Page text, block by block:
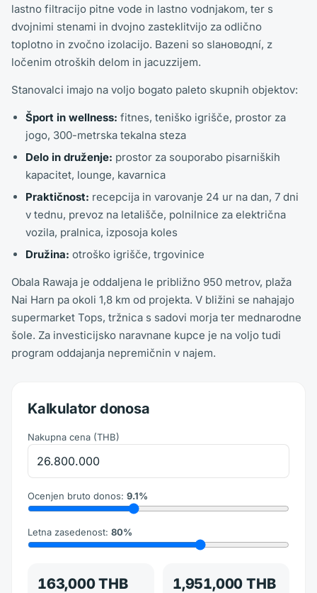
lastno filtracijo pitne vode in lastno vodnjakom, ter s
dvojnimi stenami in dvojno zasteklitvijo za odlično
toplotno in zvočno izolacijo. Bazeni so slaноводní, z
ločenim otroških delom in jacuzzijem.
Stanovalci imajo na voljo bogato paleto skupnih objektov:
Šport in wellness: fitnes, teniško igrišče, prostor za
jogo, 300-metrska tekalna steza
Delo in druženje: prostor za souporabo pisarniških
kapacitet, lounge, kavarnica
Praktičnost: recepcija in varovanje 24 ur na dan, 7 dni
v tednu, prevoz na letališče, polnilnice za električna
vozila, pralnica, izposoja koles
Družina: otroško igrišče, trgovinice
Obala Rawaja je oddaljena le približno 950 metrov, plaža
Nai Harn pa okoli 1,8 km od projekta. V bližini se nahajajo
supermarket Tops, tržnica s sadovi morja ter mednarodne
šole. Za investicijsko naravnane kupce je na voljo tudi
program oddajanja nepremičnin v najem.
Kalkulator donosa
Nakupna cena (THB)
Ocenjen bruto donos: 9.1%
Letna zasedenost: 80%
163,000 THB 1,951,000 THB